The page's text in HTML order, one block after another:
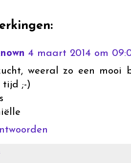
4 maart 2014 om
weeral zo een mooi
tijd ;-)